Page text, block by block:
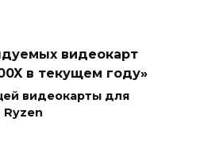
видеокарт
в текущем году»
видеокарты для
Ryzen